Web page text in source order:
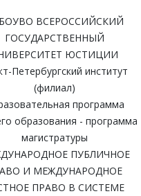
ВСЕРОССИЙСКИЙ
ГОСУДАРСТВЕННЫЙ
ЮСТИЦИИ
Петербургский институт
(филиал)
программа
образования - программа
магистратуры
ПУБЛИЧНОЕ
И МЕЖДУНАРОДНОЕ
ПРАВО В СИСТЕМЕ